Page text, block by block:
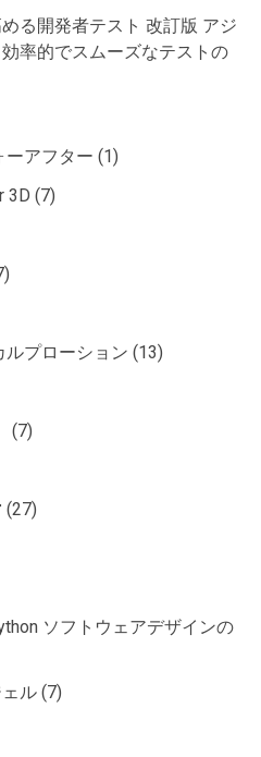
る開発者テスト 改訂版 アジ
率的でスムーズなテストの
ーアフター (1)
3D (7)
ルプローション (13)
(7)
(27)
ソフトウェアデザインの
ル (7)